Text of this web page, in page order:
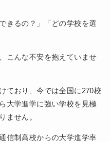
きるの？」「どの学校を選
こんな不安を抱えていませ
ており、今では全国に270校
大学進学に強い学校を見極
ません。
信制高校からの大学進学率